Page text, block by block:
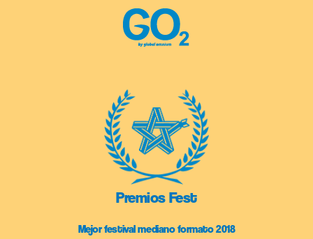
Premios Fest
Mejor festival mediano formato 2018